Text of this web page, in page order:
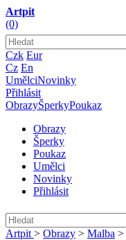
Artpit
(0)
Czk Eur
Cz En
UmělciNovinky
Přihlásit
ObrazyŠperkyPoukaz
Obrazy
Šperky
Poukaz
Umělci
Novinky
Přihlásit
Artpit > Obrazy > Malba >